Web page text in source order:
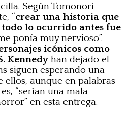
Según Tomonori
“crear una historia que
lo ocurrido antes fue
ponía muy nervioso”.
icónicos como
Kennedy han dejado el
siguen esperando una
ellos, aunque en palabras
“serían una mala
en esta entrega.